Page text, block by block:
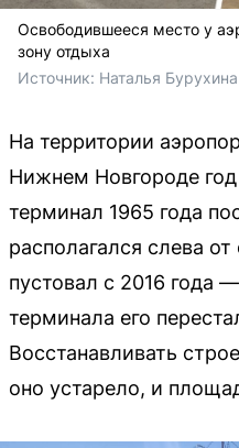
Освободившееся место у
зону отдыха
Источник: Наталья
На территории
Нижнем Новгороде
терминал 1965 года
располагался слева
пустовал с 2016 года
терминала его
Восстанавливать
оно устарело, и